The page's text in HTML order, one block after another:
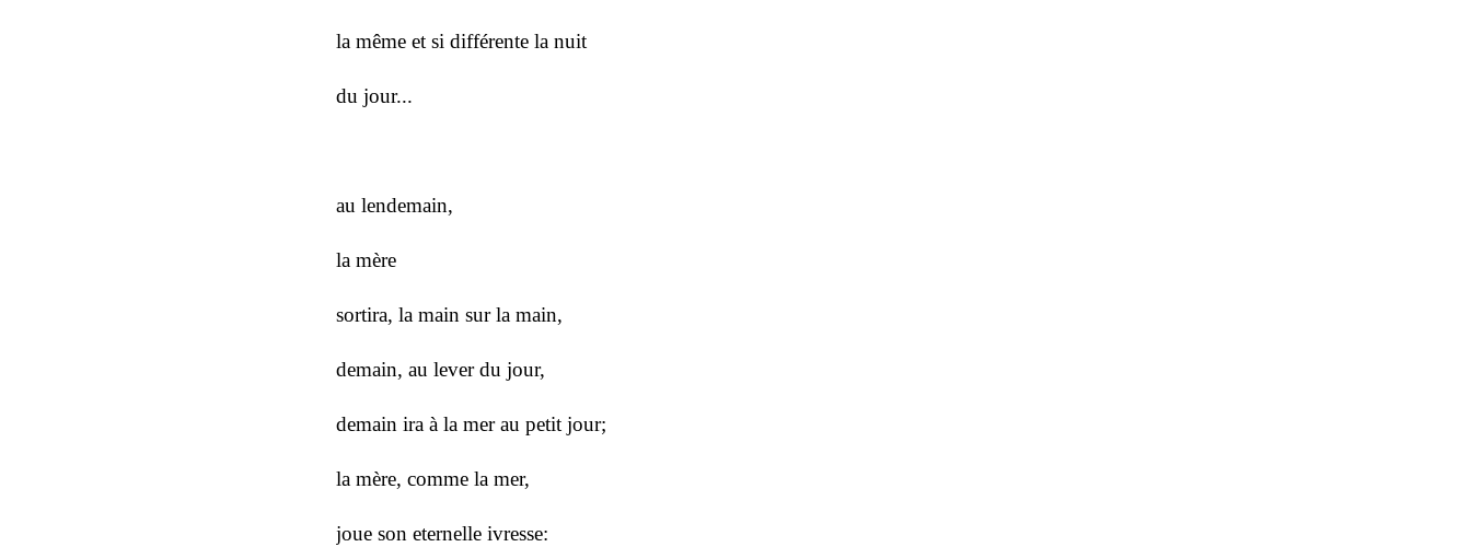
la même et si différente la nuit
du jour...
au lendemain,
la mère
sortira, la main sur la main,
demain, au lever du jour,
demain ira à la mer au petit jour;
la mère, comme la mer,
joue son eternelle ivresse: